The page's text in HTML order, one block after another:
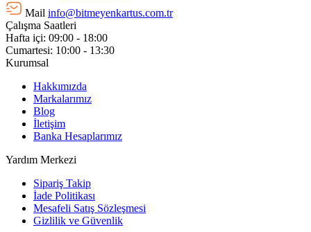
Mail info@bitmeyenkartus.com.tr
Çalışma Saatleri
Hafta içi: 09:00 - 18:00
Cumartesi: 10:00 - 13:30
Kurumsal
Hakkımızda
Markalarımız
Blog
İletişim
Banka Hesaplarımız
Yardım Merkezi
Sipariş Takip
İade Politikası
Mesafeli Satış Sözleşmesi
Gizlilik ve Güvenlik